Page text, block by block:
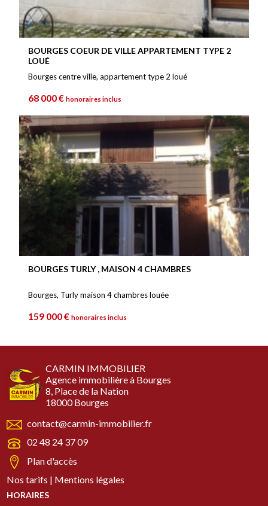
BOURGES COEUR DE VILLE APPARTEMENT TYPE 2
LOUÉ
Bourges centre ville, appartement type 2 loué
68 000 €honoraires inclus
BOURGES TURLY , MAISON 4 CHAMBRES
Bourges, Turly maison 4 chambres louée
159 000 €honoraires inclus
CARMIN IMMOBILIER
Agence immobilière à Bourges
8, Place de la Nation
18000 Bourges
contact@carmin-immobilier.fr
02 48 24 37 09
Plan d'accès
Nos tarifs | Mentions légales
HORAIRES